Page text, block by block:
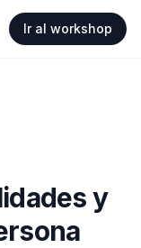
Ir al workshop
y